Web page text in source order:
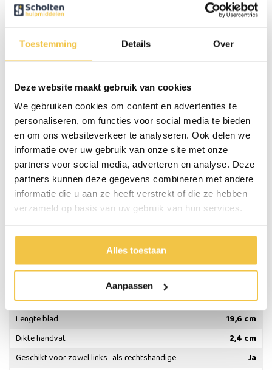
Toestemming Details Over
Deze website maakt gebruik van cookies
We gebruiken cookies om content en advertenties te
personaliseren, om functies voor social media te bieden
en om ons websiteverkeer te analyseren. Ook delen we
informatie over uw gebruik van onze site met onze
partners voor social media, adverteren en analyse. Deze
partners kunnen deze gegevens combineren met andere
informatie die u aan ze heeft verstrekt of die ze hebben
verzameld op basis van uw gebruik van hun services.
Alles toestaan
Aanpassen
Ergonomie
met een zwakke spiercontrole, reuma of verminderde mobiliteit in hun
handen en armen een stuk eenvoudiger om te snijden.
Het koksmes is het belangrijkste mes. Het is je grootste vriend in de
keuken, omdat je ‘m kunt gebruiken voor bijna elk snijklusje. Je gebruikt
het koksmes voornamelijk om groenten te snijden, om kruiden te
hakken en ook om vlees en vis te snijden.
Belangrijke eigenschappen:
Materiaal handgreep: ABS
Materiaal mes: RVS
Geschikt voor de vaatwasmachine tot 70 graden
Geschikt voor zowel links- als rechtshandige
Materiaal
ABS, RVS
Lengte blad
19,6 cm
Dikte handvat
2,4 cm
Geschikt voor zowel links- als rechtshandige
Ja